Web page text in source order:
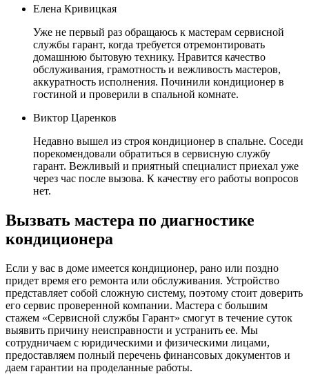
Елена Кривицкая
Уже не первый раз обращаюсь к мастерам сервисной
службы гарант, когда требуется отремонтировать
домашнюю бытовую технику. Нравится качество
обслуживания, грамотность и вежливость мастеров,
аккуратность исполнения. Починили кондиционер в
гостиной и проверили в спальной комнате.
Виктор Царенков
Недавно вышел из строя кондиционер в спальне. Соседи
порекомендовали обратиться в сервисную службу
гарант. Вежливый и приятный специалист приехал уже
через час после вызова. К качеству его работы вопросов
нет.
Вызвать мастера по диагностике
кондиционера
Если у вас в доме имеется кондиционер, рано или поздно
придет время его ремонта или обслуживания. Устройство
представляет собой сложную систему, поэтому стоит доверить
его сервис проверенной компании. Мастера с большим
стажем «Сервисной службы Гарант» смогут в течение суток
выявить причину неисправности и устранить ее. Мы
сотрудничаем с юридическими и физическими лицами,
предоставляем полный перечень финансовых документов и
даем гарантии на проделанные работы.